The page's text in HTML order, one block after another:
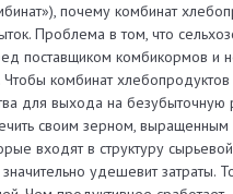
почему комбинат
Проблема в том, что
поставщиком комбикормов и
Чтобы комбинат
для выхода на безубыточную
своим зерном, выращенным
входят в структуру
удешевит затраты.